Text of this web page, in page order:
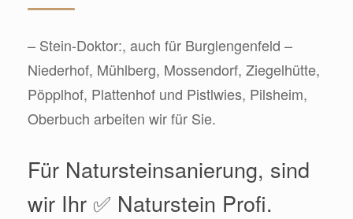
– Stein-Doktor:, auch für Burglengenfeld –
Niederhof, Mühlberg, Mossendorf, Ziegelhütte,
Pöpplhof, Plattenhof und Pistlwies, Pilsheim,
Oberbuch arbeiten wir für Sie.
Für Natursteinsanierung, sind
wir Ihr ✅ Naturstein Profi.